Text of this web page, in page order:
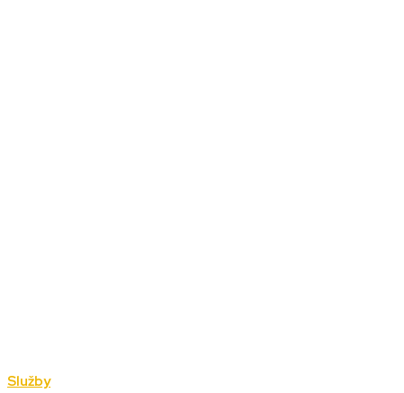
Služby